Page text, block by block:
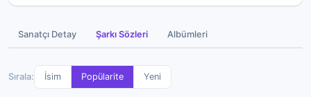
Sanatçı Detay Şarkı Sözleri Albümleri
Sırala: İsim Popülarite Yeni